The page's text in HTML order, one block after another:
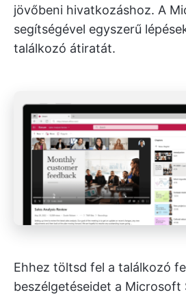
jövőbeni hivatkozáshoz. A
segítségével egyszerű
találkozó átiratát.
Ehhez töltsd fel a találkozó
beszélgetéseidet a Microsoft